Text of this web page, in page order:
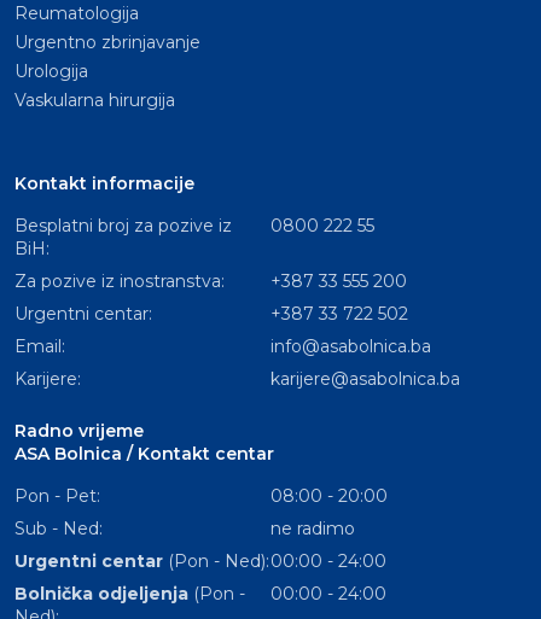
Reumatologija
Urgentno zbrinjavanje
Urologija
Vaskularna hirurgija
Kontakt informacije
Besplatni broj za pozive iz
BiH:
0800 222 55
Za pozive iz inostranstva:
+387 33 555 200
Urgentni centar:
+387 33 722 502
Email:
info@asabolnica.ba
Karijere:
karijere@asabolnica.ba
Radno vrijeme
ASA Bolnica / Kontakt centar
Pon - Pet:
08:00 - 20:00
Sub - Ned:
ne radimo
Urgentni centar (Pon - Ned):00:00 - 24:00
Bolnička odjeljenja (Pon -
00:00 - 24:00